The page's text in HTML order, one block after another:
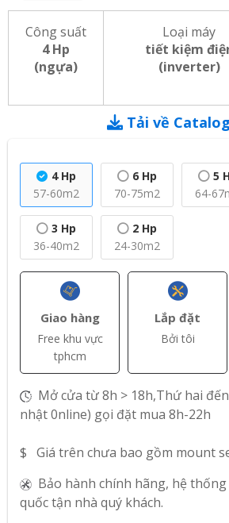
Công suất
4 Hp
(ngựa)
Loại máy
tiết kiệm
(inverter)
Tải về
4 Hp
57-60m2
6 Hp
70-75m2
5
64-
3 Hp
36-40m2
2 Hp
24-30m2
Giao hàng
Free khu vực
tphcm
Lắp đặt
Bởi tôi
Mở cửa từ 8h > 18h,Thứ hai
nhật 0nline) gọi đặt mua 8h-22h
$ Giá trên chưa bao gồm mount
Bảo hành chính hãng, hệ
quốc tận nhà quý khách.